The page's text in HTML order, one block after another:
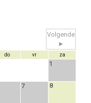
Volgende
►
do vr za
1
7 8